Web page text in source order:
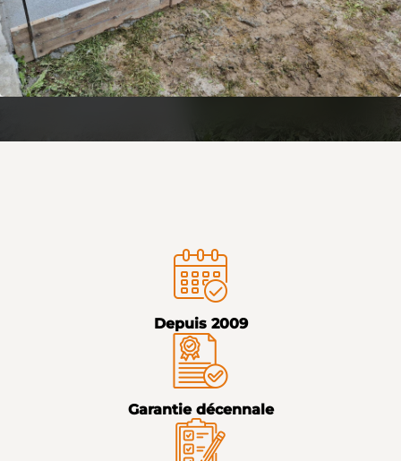
Depuis 2009
Garantie décennale